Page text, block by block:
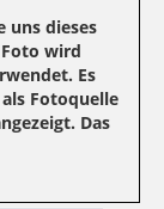
uns dieses
wird
Es
Fotoquelle
Das